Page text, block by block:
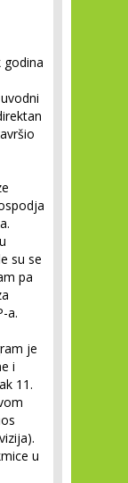
godina
su se
pa
a.
je
i
11.
u